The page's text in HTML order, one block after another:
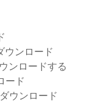
ウンロード
ンロードする
ード
ウンロード